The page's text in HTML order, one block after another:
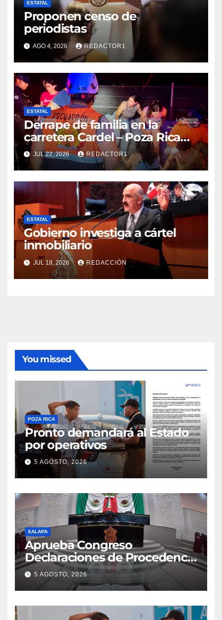
ESTATAL
Proponen censo de
periodistas
AGO 4, 2026 REDACTOR1
ESTATAL
Derrape de familia en la
carretera Cardel – Poza Rica
reaviva críticas por tardanza
de ambulancia municipal
JUL 22, 2026 REDACTOR1
ESTATAL
Gobierno investiga a cártel
inmobiliario
JUL 18, 2026 REDACCIÓN
You missed
POZA RICA
Pronto demandará al Estado
por operativos
5 AGOSTO, 2026
XALAPA
Aprueba Congreso
Declaraciones de Procedencia
en contra de dos munícipes
5 AGOSTO, 2026